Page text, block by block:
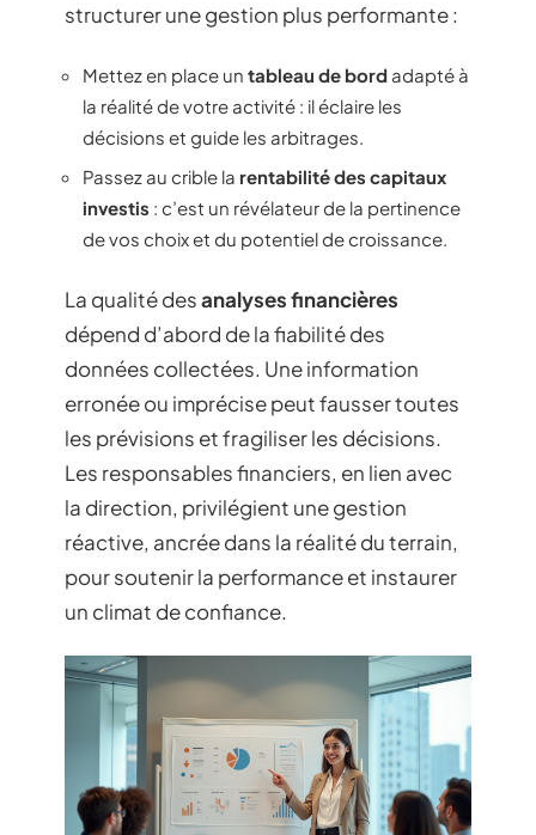
structurer une gestion plus performante :
Mettez en place un tableau de bord adapté à
la réalité de votre activité : il éclaire les
décisions et guide les arbitrages.
Passez au crible la rentabilité des capitaux
investis : c’est un révélateur de la pertinence
de vos choix et du potentiel de croissance.
La qualité desanalyses financières
dépend d’abord de la fiabilité des
données collectées. Une information
erronée ou imprécise peut fausser toutes
les prévisions et fragiliser les décisions.
Les responsables financiers, en lien avec
la direction, privilégient une gestion
réactive, ancrée dans la réalité du terrain,
pour soutenir la performance et instaurer
un climat de confiance.